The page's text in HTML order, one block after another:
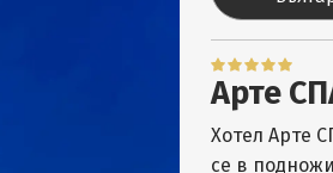
Арте
Хотел Арте
се в